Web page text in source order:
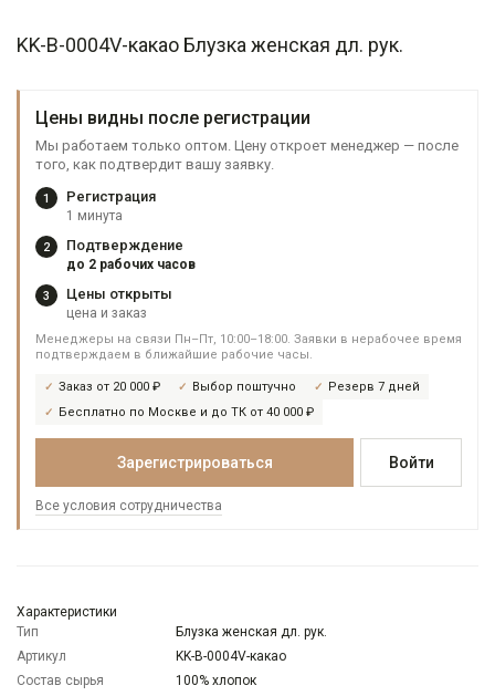
KK-B-0004V-какао Блузка женская дл. рук.
Цены видны после регистрации
Мы работаем только оптом. Цену откроет менеджер — после
того, как подтвердит вашу заявку.
1 Регистрация
1 минута
2 Подтверждение
до 2 рабочих часов
3 Цены открыты
цена и заказ
Менеджеры на связи Пн–Пт, 10:00–18:00. Заявки в нерабочее время
подтверждаем в ближайшие рабочие часы.
Заказ от 20 000 ₽ Выбор поштучно
Резерв 7 дней
Бесплатно по Москве и до ТК от 40 000 ₽
Зарегистрироваться Войти
Все условия сотрудничества
Характеристики
Тип
Блузка женская дл. рук.
Артикул
KK-B-0004V-какао
Состав сырья
100% хлопок